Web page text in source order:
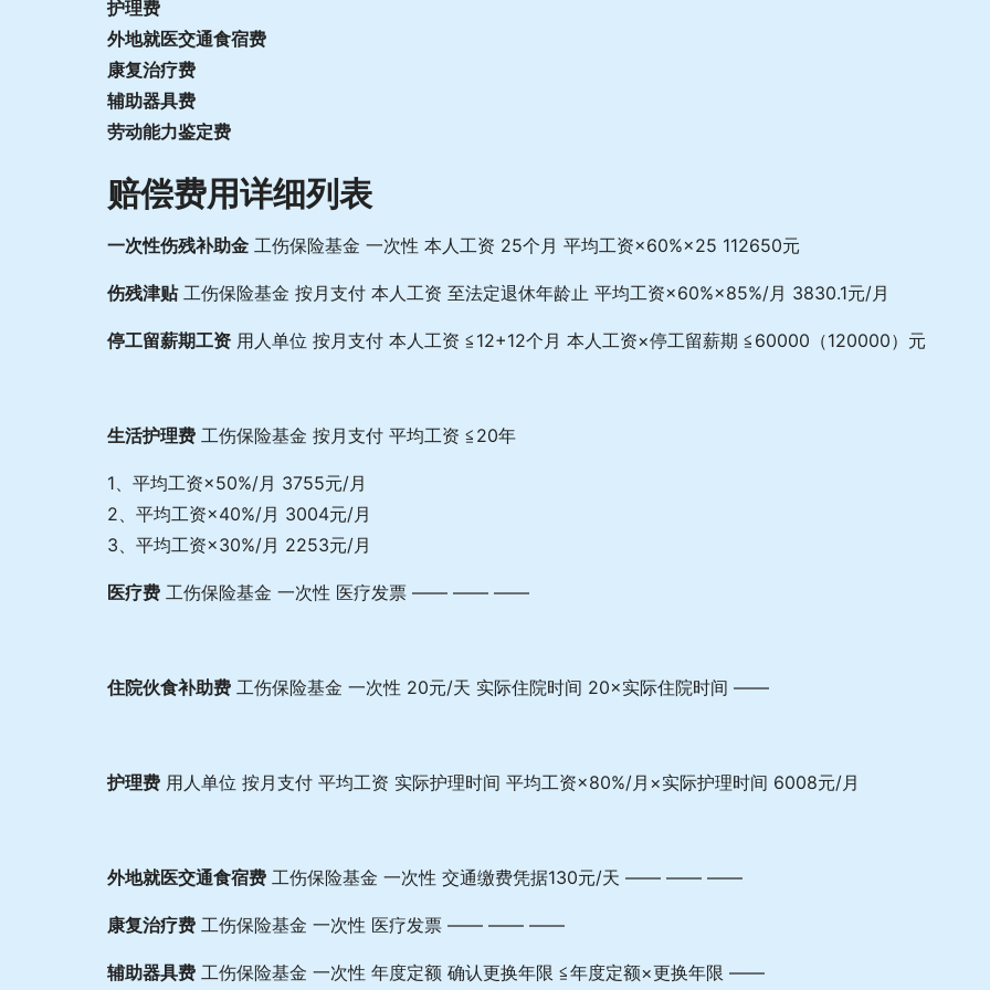
护理费
外地就医交通食宿费
康复治疗费
辅助器具费
劳动能力鉴定费
赔偿费用详细列表
一次性伤残补助金 工伤保险基金 一次性 本人工资 25个月 平均工资×60%×25 112650元
伤残津贴工伤保险基金 按月支付 本人工资 至法定退休年龄止 平均工资×60%×85%/月 3830.1元/月
停工留薪期工资 用人单位 按月支付 本人工资 ≦12+12个月 本人工资×停工留薪期 ≦60000（120000）元
生活护理费 工伤保险基金 按月支付 平均工资 ≦20年
1、平均工资×50%/月 3755元/月
2、平均工资×40%/月 3004元/月
3、平均工资×30%/月 2253元/月
医疗费 工伤保险基金 一次性 医疗发票 —— —— ——
住院伙食补助费 工伤保险基金 一次性 20元/天 实际住院时间 20×实际住院时间 ——
护理费 用人单位 按月支付 平均工资 实际护理时间 平均工资×80%/月×实际护理时间 6008元/月
外地就医交通食宿费 工伤保险基金 一次性 交通缴费凭据130元/天 —— —— ——
康复治疗费 工伤保险基金 一次性 医疗发票 —— —— ——
辅助器具费 工伤保险基金 一次性 年度定额 确认更换年限 ≦年度定额×更换年限 ——